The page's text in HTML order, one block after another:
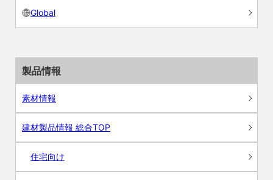
Global
製品情報
素材情報
建材製品情報 総合TOP
住宅向け